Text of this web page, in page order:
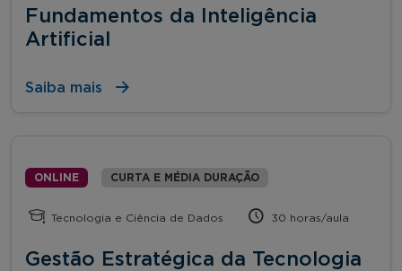
Fundamentos da Inteligência
Artificial
Saiba mais
ONLINE CURTA E MÉDIA DURAÇÃO
Tecnologia e Ciência de Dados 30 horas/aula
Gestão Estratégica da Tecnologia